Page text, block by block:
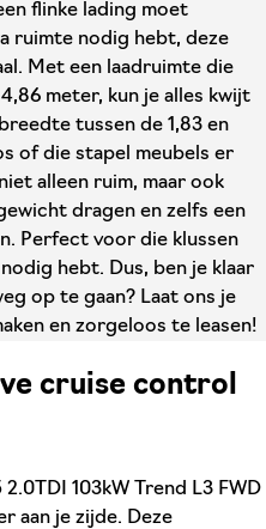
flinke lading moet
ruimte nodig hebt, deze
Met een laadruimte die
meter, kun je alles kwijt
tussen de 1,83 en
of die stapel meubels er
alleen ruim, maar ook
dragen en zelfs een
Perfect voor die klussen
hebt. Dus, ben je klaar
op te gaan? Laat ons je
en zorgeloos te leasen!
cruise control
103kW Trend L3 FWD
aan je zijde. Deze